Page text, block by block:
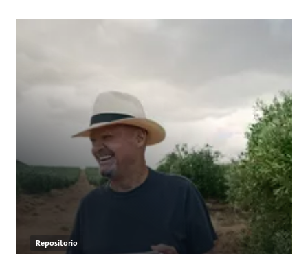
Repositorio